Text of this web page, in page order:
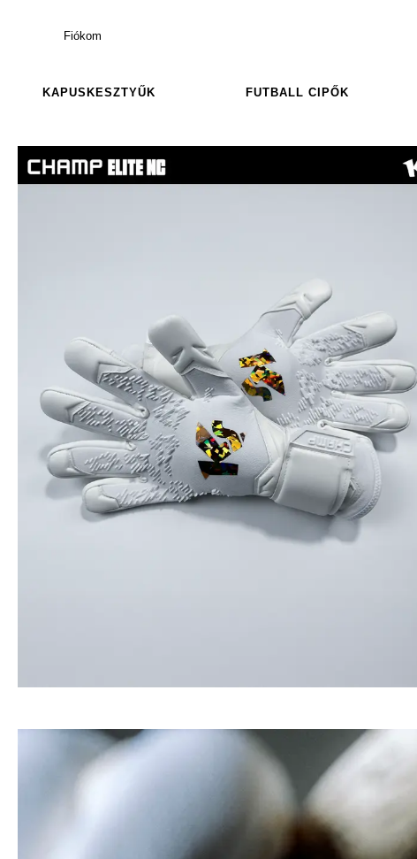
Fiókom
KAPUSKESZTYŰK FUTBALL CIPŐK